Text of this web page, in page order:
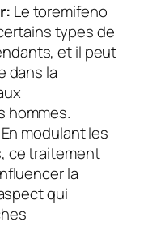
Le toremifeno
types de
et il peut
dans la
hommes.
En modulant les
ce traitement
la
qui